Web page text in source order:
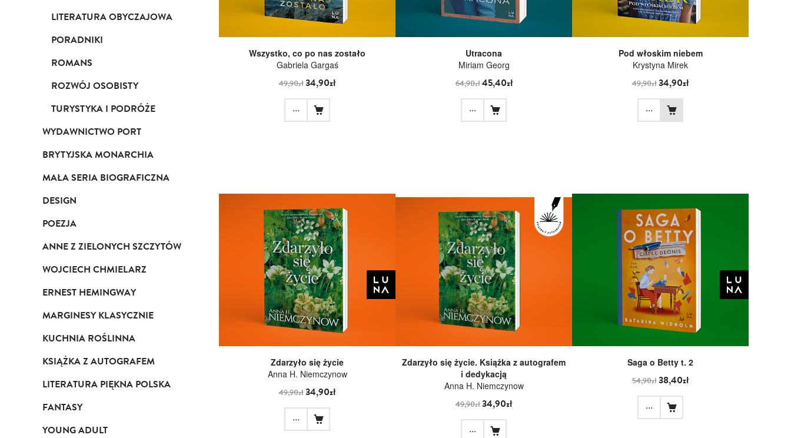
LITERATURA OBYCZAJOWA
PORADNIKI
ROMANS
ROZWÓJ OSOBISTY
TURYSTYKA I PODRÓŻE
WYDAWNICTWO PORT
BRYTYJSKA MONARCHIA
MAŁA SERIA BIOGRAFICZNA
DESIGN
POEZJA
ANNE Z ZIELONYCH SZCZYTÓW
WOJCIECH CHMIELARZ
ERNEST HEMINGWAY
MARGINESY KLASYCZNIE
KUCHNIA ROŚLINNA
KSIĄŻKA Z AUTOGRAFEM
LITERATURA PIĘKNA POLSKA
FANTASY
YOUNG ADULT
Wszystko, co po nas zostało
Gabriela Gargaś
49,90zł34,90zł
...
Utracona
Miriam Georg
64,90zł45,40zł
...
Pod włoskim niebem
Krystyna Mirek
49,90zł34,90zł
...
Zdarzyło się życie
Anna H. Niemczynow
49,90zł34,90zł
...
Zdarzyło się życie. Książka z autografem
i dedykacją
Anna H. Niemczynow
49,90zł34,90zł
...
Saga o Betty t. 2
54,90zł38,40zł
...